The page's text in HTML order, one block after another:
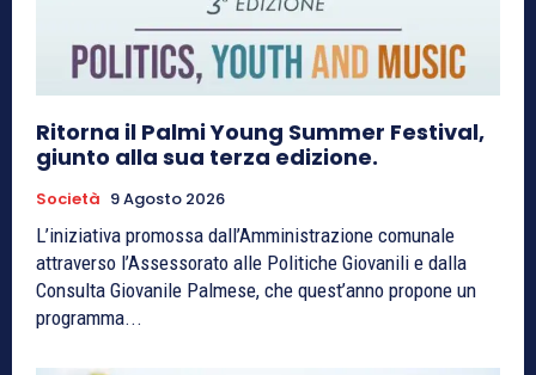
Ritorna il Palmi Young Summer Festival,
giunto alla sua terza edizione.
Società 9 Agosto 2026
L’iniziativa promossa dall’Amministrazione comunale
attraverso l’Assessorato alle Politiche Giovanili e dalla
Consulta Giovanile Palmese, che quest’anno propone un
programma...